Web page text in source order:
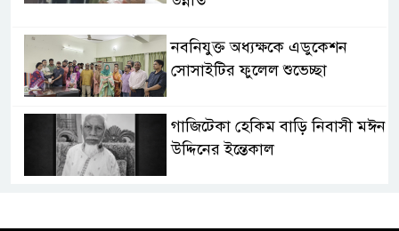
নবনিযুক্ত অধ্যক্ষকে এডুকেশন
সোসাইটির ফুলেল শুভেচ্ছা
গাজিটেকা হেকিম বাড়ি নিবাসী মঈন
উদ্দিনের ইন্তেকাল